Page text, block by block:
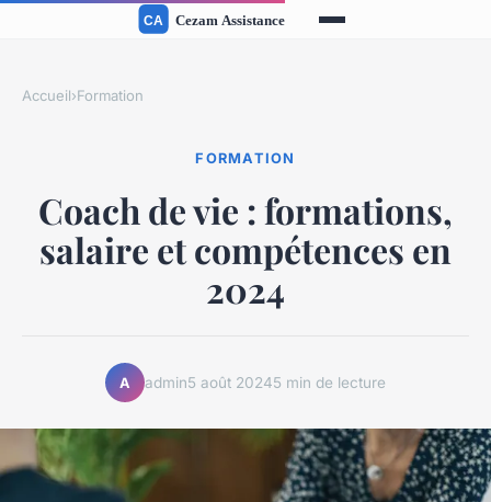
Accueil›Formation
FORMATION
Coach de vie : formations,
salaire et compétences en
2024
A admin5 août 20245 min de lecture